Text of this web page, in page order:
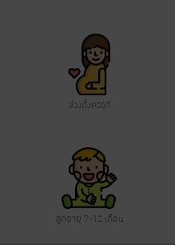
ช่วงตั้งครรภ์
ลูกอายุ 7-12 เดือน